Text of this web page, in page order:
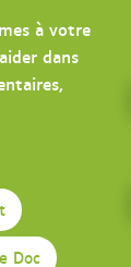
à votre
dans
Doc